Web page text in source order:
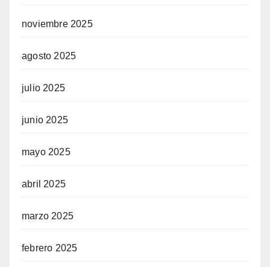
noviembre 2025
agosto 2025
julio 2025
junio 2025
mayo 2025
abril 2025
marzo 2025
febrero 2025